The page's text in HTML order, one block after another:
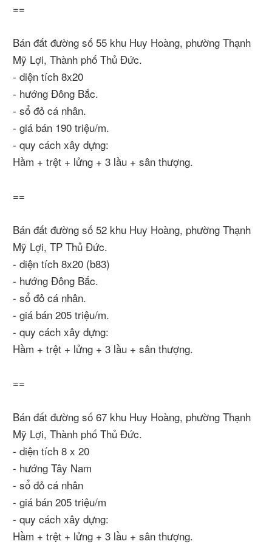
==
Bán đất đường số 55 khu Huy Hoàng, phường Thạnh
Mỹ Lợi, Thành phố Thủ Đức.
- diện tích 8x20
- hướng Đông Bắc.
- sổ đỏ cá nhân.
- giá bán 190 triệu/m.
- quy cách xây dựng:
Hầm + trệt + lửng + 3 lầu + sân thượng.
==
Bán đất đường số 52 khu Huy Hoàng, phường Thạnh
Mỹ Lợi, TP Thủ Đức.
- diện tích 8x20 (b83)
- hướng Đông Bắc.
- sổ đỏ cá nhân.
- giá bán 205 triệu/m.
- quy cách xây dựng:
Hầm + trệt + lửng + 3 lầu + sân thượng.
==
Bán đất đường số 67 khu Huy Hoàng, phường Thạnh
Mỹ Lợi, Thành phố Thủ Đức.
- diện tích 8 x 20
- hướng Tây Nam
- sổ đỏ cá nhân
- giá bán 205 triệu/m
- quy cách xây dựng:
Hầm + trệt + lửng + 3 lầu + sân thượng.